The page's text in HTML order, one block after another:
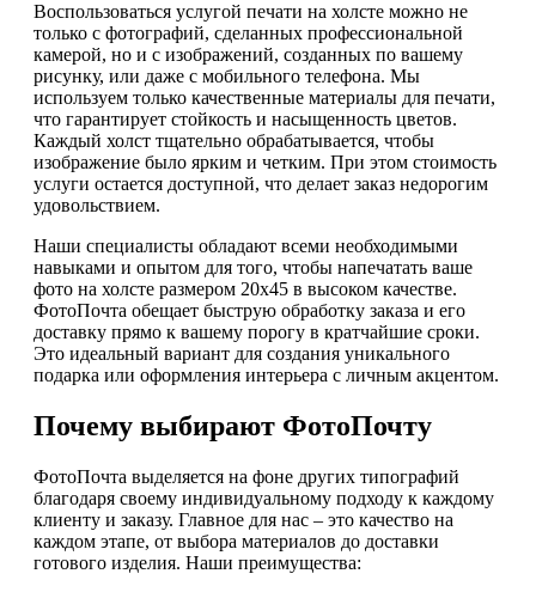
Воспользоваться услугой печати на холсте можно не
только с фотографий, сделанных профессиональной
камерой, но и с изображений, созданных по вашему
рисунку, или даже с мобильного телефона. Мы
используем только качественные материалы для печати,
что гарантирует стойкость и насыщенность цветов.
Каждый холст тщательно обрабатывается, чтобы
изображение было ярким и четким. При этом стоимость
услуги остается доступной, что делает заказ недорогим
удовольствием.
Наши специалисты обладают всеми необходимыми
навыками и опытом для того, чтобы напечатать ваше
фото на холсте размером 20х45 в высоком качестве.
ФотоПочта обещает быструю обработку заказа и его
доставку прямо к вашему порогу в кратчайшие сроки.
Это идеальный вариант для создания уникального
подарка или оформления интерьера с личным акцентом.
Почему выбирают ФотоПочту
ФотоПочта выделяется на фоне других типографий
благодаря своему индивидуальному подходу к каждому
клиенту и заказу. Главное для нас – это качество на
каждом этапе, от выбора материалов до доставки
готового изделия. Наши преимущества: